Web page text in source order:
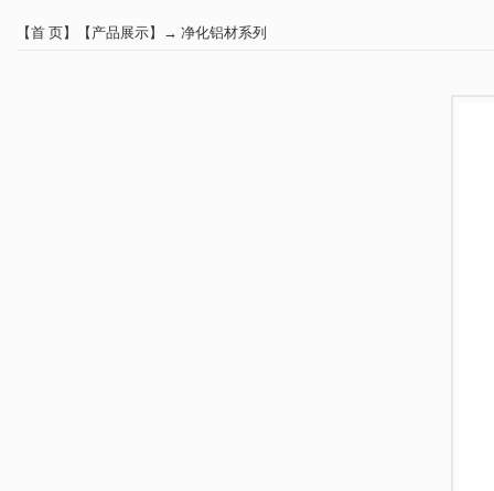
【首 页】【 产品展示】→ 净化铝材系列